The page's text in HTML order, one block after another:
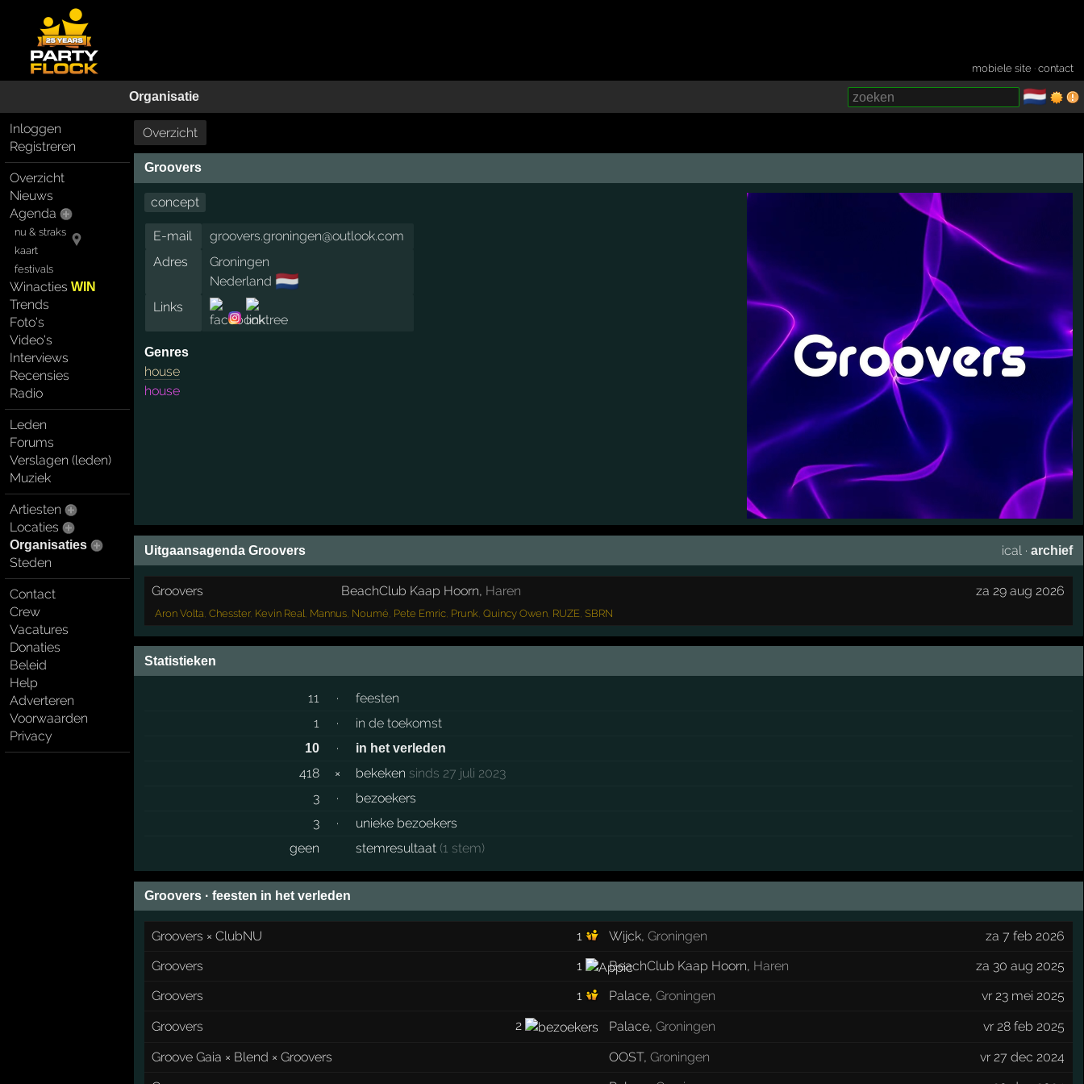
mobiele site ·contact
Organisatie 🇳🇱
Inloggen
Registreren
Overzicht
Nieuws
Agenda
nu & straks
kaart
festivals
WinactiesWIN
Trends
Foto's
Video's
Interviews
Recensies
Radio
Leden
Forums
Verslagen (leden)
Muziek
Artiesten
Locaties
Organisaties
Steden
Contact
Crew
Vacatures
Donaties
Beleid
Help
Adverteren
Voorwaarden
Privacy
Overzicht
Groovers
concept
E-mail
groovers.groningen@outlook.com
Adres
Groningen
Nederland 🇳🇱
Links
Genres
house
house
Uitgaansagenda Groovers ical ·archief
Groovers BeachClub Kaap Hoorn, Haren za 29 aug 2026
Aron Volta Chesster, Kevin Real Mannus, Noumé Pete Emric, Prunk Quincy Owen, RUZE SBRN
Statistieken
11 ·
feesten
1
· in de toekomst
10 · in het verleden
418 × bekeken sinds 27 juli 2023
3
·
bezoekers
3
·
unieke bezoekers
geen
stemresultaat (1 stem)
Groovers · feesten in het verleden
Groovers × ClubNU 1 Wijck,Groningen
za 7 feb 2026
Groovers
1 BeachClub Kaap Hoorn, Haren
za 30 aug 2025
Groovers
1 Palace,Groningen
vr 23 mei 2025
Groovers
2 Palace,Groningen
vr 28 feb 2025
Groove Gaia × Blend × Groovers
OOST,Groningen
vr 27 dec 2024